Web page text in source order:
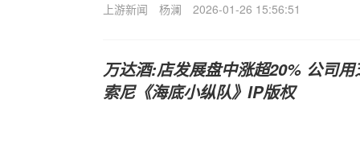
上游新闻 杨澜 2026-01-26 15:56:51
万达酒:店发展盘中涨超20% 公司
索尼《海底小纵队》IP版权